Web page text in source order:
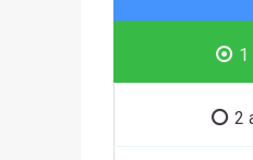
1
2